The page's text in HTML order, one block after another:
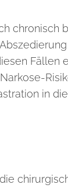
chronisch
Fällen
in